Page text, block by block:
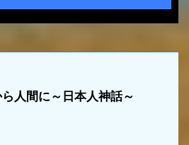
人間に～日本人神話～